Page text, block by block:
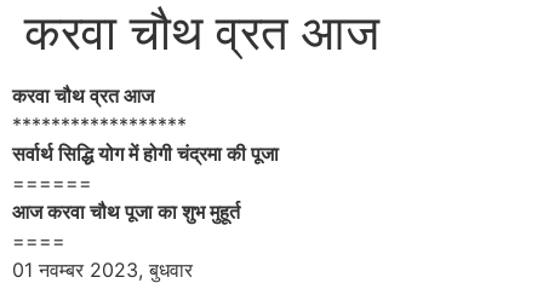
करवा चौथ व्रत आज
करवा चौथ व्रत आज
******************
सर्वार्थ सिद्धि योग में होगी चंद्रमा की पूजा
======
आज करवा चौथ पूजा का शुभ मुहूर्त
====
01 नवम्बर 2023, बुधवार